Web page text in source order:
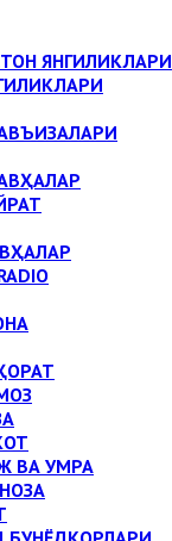
ЯНГИЛИКЛАРИ
ВА УМРА